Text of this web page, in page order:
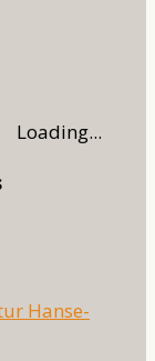
Loading...
Hanse-